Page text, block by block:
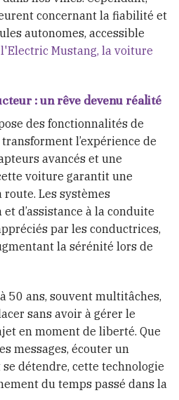
concernant la fiabilité et
autonomes, accessible
Mustang, la voiture
: un rêve devenu réalité
des fonctionnalités de
l’expérience de
avancés et une
voiture garantit une
route. Les systèmes
d’assistance à la conduite
par les conductrices,
la sérénité lors de
50 ans, souvent multitâches,
sans avoir à gérer le
en moment de liberté. Que
messages, écouter un
détendre, cette technologie
du temps passé dans la